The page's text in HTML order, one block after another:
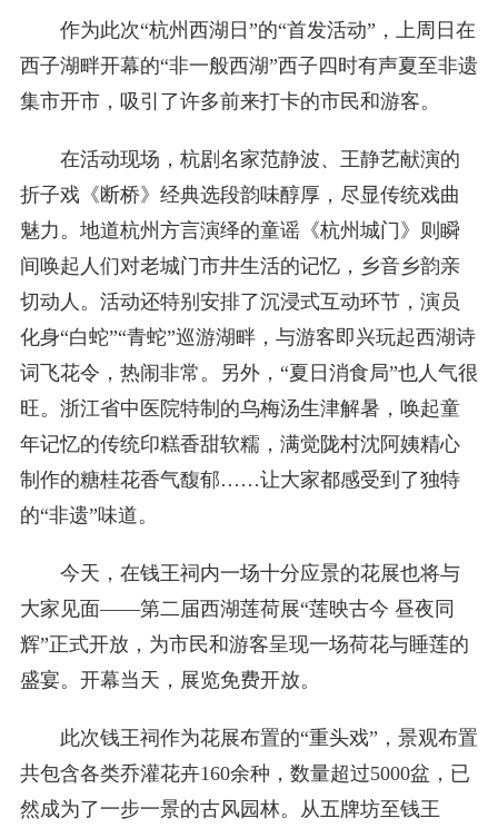
作为此次“杭州西湖日”的“首发活动”，上周日在
西子湖畔开幕的“非一般西湖”西子四时有声夏至非遗
集市开市，吸引了许多前来打卡的市民和游客。
在活动现场，杭剧名家范静波、王静艺献演的
折子戏《断桥》经典选段韵味醇厚，尽显传统戏曲
魅力。地道杭州方言演绎的童谣《杭州城门》则瞬
间唤起人们对老城门市井生活的记忆，乡音乡韵亲
切动人。活动还特别安排了沉浸式互动环节，演员
化身“白蛇”“青蛇”巡游湖畔，与游客即兴玩起西湖诗
词飞花令，热闹非常。另外，“夏日消食局”也人气很
旺。浙江省中医院特制的乌梅汤生津解暑，唤起童
年记忆的传统印糕香甜软糯，满觉陇村沈阿姨精心
制作的糖桂花香气馥郁……让大家都感受到了独特
的“非遗”味道。
今天，在钱王祠内一场十分应景的花展也将与
大家见面——第二届西湖莲荷展“莲映古今 昼夜同
辉”正式开放，为市民和游客呈现一场荷花与睡莲的
盛宴。开幕当天，展览免费开放。
此次钱王祠作为花展布置的“重头戏”，景观布置
共包含各类乔灌花卉160余种，数量超过5000盆，已
然成为了一步一景的古风园林。从五牌坊至钱王